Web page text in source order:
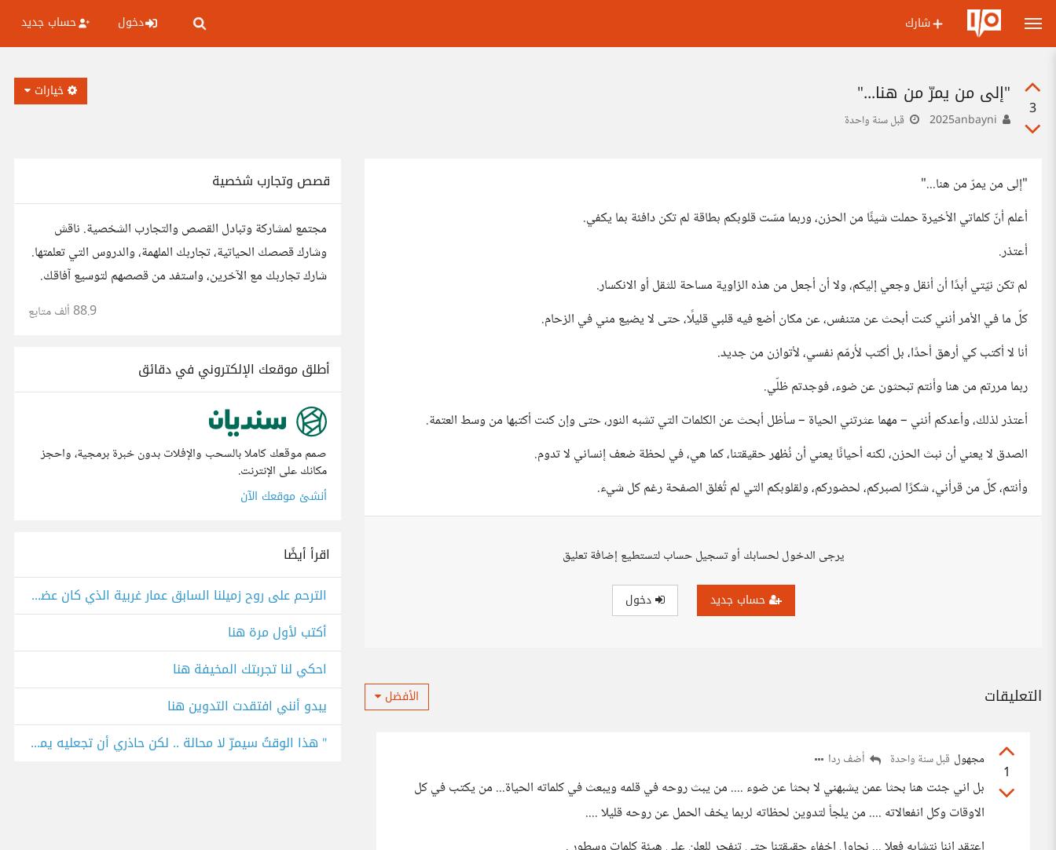
شارك دخول حساب جديد
3
"إلى من يمرّ من هنا..."
قبل سنة واحدة
خيارات
"إلى من يمرّ من هنا..."
أعلم أنّ كلماتي الأخيرة حملت شيئًا من الحزن، وربما مسّت قلوبكم بطاقة لم تكن دافئة بما يكفي.
أعتذر.
لم تكن نيّتي أبدًا أن أنقل وجعي إليكم، ولا أن أجعل من هذه الزاوية مساحة للثقل أو الانكسار.
كلّ ما في الأمر أنني كنت أبحث عن متنفس، عن مكان أضع فيه قلبي قليلًا، حتى لا يضيع مني في الزحام.
أنا لا أكتب كي أرهق أحدًا، بل أكتب لأُرمّم نفسي، لأتوازن من جديد.
ربما مررتم من هنا وأنتم تبحثون عن ضوء، فوجدتم ظلّي.
أعتذر لذلك، وأعدكم أنني – مهما عثرتني الحياة – سأظل أبحث عن الكلمات التي تشبه النور، حتى وإن كنت أكتبها من وسط العتمة.
الصدق لا يعني أن نبث الحزن، لكنه أحيانًا يعني أن نُظهر حقيقتنا، كما هي، في لحظة ضعف إنساني لا تدوم.
وأنتم، كلّ من قرأني، شكرًا لصبركم، لحضوركم، ولقلوبكم التي لم تُغلق الصفحة رغم كل شيء.
يرجى الدخول لحسابك أو تسجيل حساب لتستطيع إضافة تعليق
حساب جديد دخول
التعليقات الأفضل
1
مجهول قبل سنة واحدة أضف ردا
بل اني جئت هنا بحثا عمن يشبهني لا بحثا عن ضوء .... من يبث روحه في قلمه ويبعث في كلماته الحياة... من يكتب في كل
الاوقات وكل انفعالاته .... من يلجأ لتدوين لحظاته لربما يخف الحمل عن روحه قليلا ....
قصص وتجارب شخصية
مجتمع لمشاركة وتبادل القصص والتجارب الشخصية. ناقش
وشارك قصصك الحياتية، تجاربك الملهمة، والدروس التي تعلمتها.
شارك تجاربك مع الآخرين، واستفد من قصصهم لتوسيع آفاقك.
88.9 ألف متابع
أطلق موقعك الإلكتروني في دقائق
صمم موقعك كاملا بالسحب والإفلات بدون خبرة برمجية، واحجز
مكانك على الإنترنت.
أنشئ موقعك الآن
اقرأ أيضًا
الترحم على روح زميلنا السابق عمار غربية الذي كان عضوا هنا بيننا
أكتب لأول مرة هنا
احكي لنا تجربتك المخيفة هنا
يبدو أنني افتقدت التدوين هنا
" هذا الوقتُ سيمرّ لا محالة .. لكن حاذري أن تجعليه يمرّ فوق روحك فيكسرها "